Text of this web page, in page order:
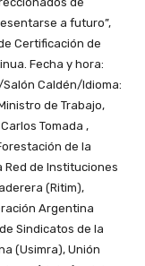
a futuro”,
Certificación de
Fecha y hora:
Caldén/Idioma:
de Trabajo,
Tomada ,
de la
Red de Instituciones
(Ritim),
Argentina
Sindicatos de la
(Usimra), Unión